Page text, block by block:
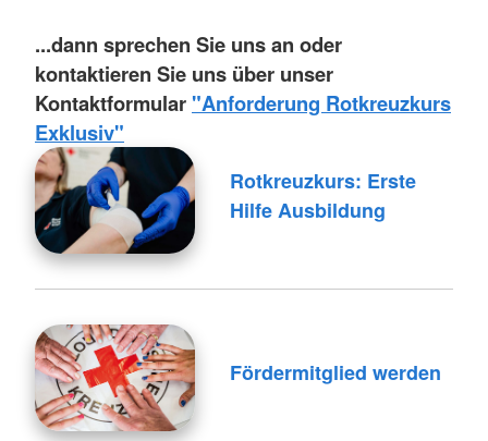
...dann sprechen Sie uns an oder
kontaktieren Sie uns über unser
Kontaktformular "Anforderung Rotkreuzkurs
Exklusiv"
Rotkreuzkurs: Erste
Hilfe Ausbildung
Fördermitglied werden